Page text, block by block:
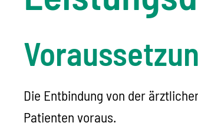
Die Entbindung von der
Patienten voraus.